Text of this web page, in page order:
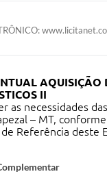
AQUISIÇÃO
II
as necessidades
– MT,
Referência deste